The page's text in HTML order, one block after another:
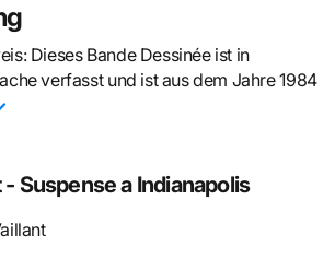
Dieses Bande Dessinée ist in
verfasst und ist aus dem Jahre 1984
palpitante aux États-Unis, où il participe
comme les
Suspense a Indianapolis